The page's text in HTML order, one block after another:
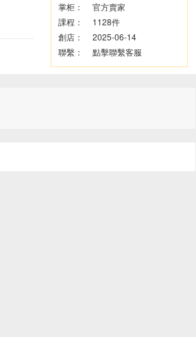
掌柜：
官方賣家
課程：
1128件
創店：
2025-06-14
聯繫：
點擊聯繫客服